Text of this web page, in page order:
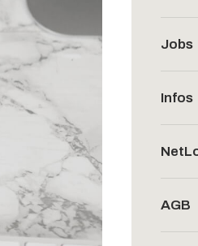
Jobs
Infos
AGB